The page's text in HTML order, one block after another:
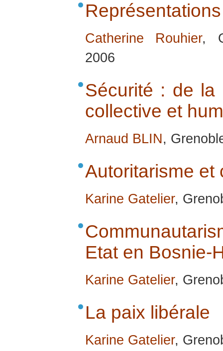
Catherine Rouhier,
2006
Sécurité : de la
collective et
Arnaud BLIN,
Autoritarisme et
Karine Gatelier,
Etat en Bosnie-
Karine Gatelier,
La paix libérale
Karine Gatelier,